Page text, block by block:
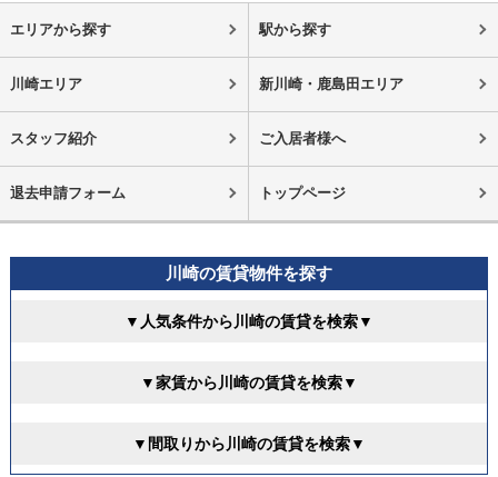
エリアから探す 駅から探す
川崎エリア 新川崎・鹿島田エリア
スタッフ紹介 ご入居者様へ
退去申請フォーム トップページ
川崎の賃貸物件を探す
▼人気条件から川崎の賃貸を検索▼
▼家賃から川崎の賃貸を検索▼
▼間取りから川崎の賃貸を検索▼